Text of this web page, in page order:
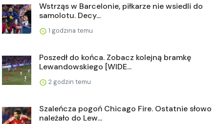
Wstrząs w Barcelonie, piłkarze nie wsiedli do
samolotu. Decy...
1 godzina temu
Poszedł do końca. Zobacz kolejną bramkę
Lewandowskiego [WIDE...
2 godzin temu
Szaleńcza pogoń Chicago Fire. Ostatnie słowo
należało do Lew...